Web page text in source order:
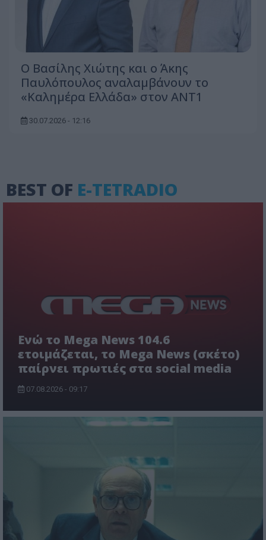
Ο Βασίλης Χιώτης και ο Άκης
Παυλόπουλος αναλαμβάνουν το
«Καλημέρα Ελλάδα» στον ΑΝΤ1
30.07.2026 - 12:16
BEST OF E-TETRADIO
Ενώ το Mega News 104.6
ετοιμάζεται, το Mega News (σκέτο)
παίρνει πρωτιές στα social media
07.08.2026 - 09:17